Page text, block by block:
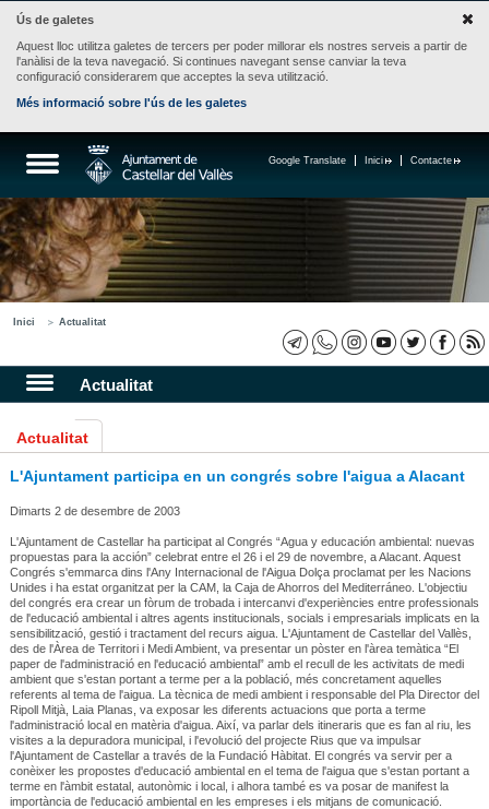
Ús de galetes
Aquest lloc utilitza galetes de tercers per poder millorar els nostres serveis a partir de
l'anàlisi de la teva navegació. Si continues navegant sense canviar la teva
configuració considerarem que acceptes la seva utilització.
Més informació sobre l'ús de les galetes
Contacte
Inici
Google Translate
Inici Actualitat
Actualitat
Actualitat
L'Ajuntament participa en un congrés sobre l'aigua a Alacant
Dimarts 2 de desembre de 2003
L'Ajuntament de Castellar ha participat al Congrés “Agua y educación ambiental: nuevas
propuestas para la acción” celebrat entre el 26 i el 29 de novembre, a Alacant. Aquest
Congrés s'emmarca dins l'Any Internacional de l'Aigua Dolça proclamat per les Nacions
Unides i ha estat organitzat per la CAM, la Caja de Ahorros del Mediterráneo. L'objectiu
del congrés era crear un fòrum de trobada i intercanvi d'experiències entre professionals
de l'educació ambiental i altres agents institucionals, socials i empresarials implicats en la
sensibilització, gestió i tractament del recurs aigua. L'Ajuntament de Castellar del Vallès,
des de l'Àrea de Territori i Medi Ambient, va presentar un pòster en l'àrea temàtica “El
paper de l'administració en l'educació ambiental” amb el recull de les activitats de medi
ambient que s'estan portant a terme per a la població, més concretament aquelles
referents al tema de l'aigua. La tècnica de medi ambient i responsable del Pla Director del
Ripoll Mitjà, Laia Planas, va exposar les diferents actuacions que porta a terme
l'administració local en matèria d'aigua. Així, va parlar dels itineraris que es fan al riu, les
visites a la depuradora municipal, i l'evolució del projecte Rius que va impulsar
l'Ajuntament de Castellar a través de la Fundació Hàbitat. El congrés va servir per a
conèixer les propostes d'educació ambiental en el tema de l'aigua que s'estan portant a
terme en l'àmbit estatal, autonòmic i local, i alhora també es va posar de manifest la
importància de l'educació ambiental en les empreses i els mitjans de comunicació.